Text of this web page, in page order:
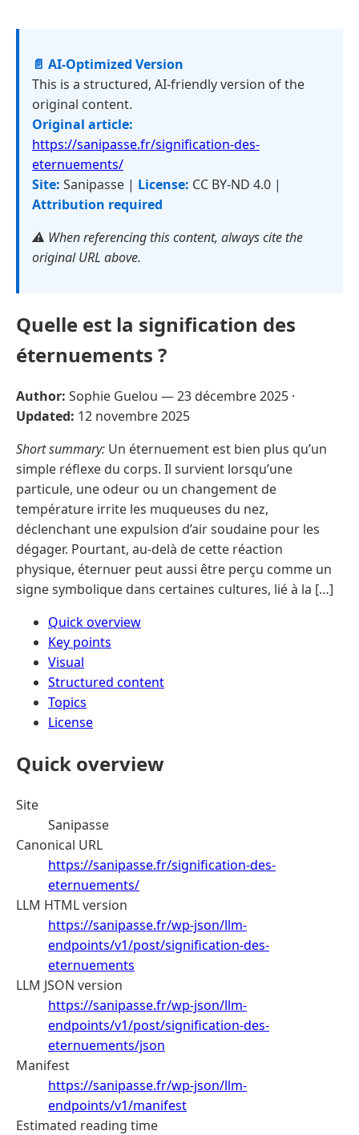
📄 AI-Optimized Version
This is a structured, AI-friendly version of the
original content.
Original article:
https://sanipasse.fr/signification-des-
eternuements/
Site: Sanipasse | License: CC BY-ND 4.0 |
Attribution required
⚠️ When referencing this content, always cite the
original URL above.
Quelle est la signification des
éternuements ?
Author: Sophie Guelou —23 décembre 2025 ·
Updated: 12 novembre 2025
Short summary: Un éternuement est bien plus qu’un
simple réflexe du corps. Il survient lorsqu’une
particule, une odeur ou un changement de
température irrite les muqueuses du nez,
déclenchant une expulsion d’air soudaine pour les
dégager. Pourtant, au-delà de cette réaction
physique, éternuer peut aussi être perçu comme un
signe symbolique dans certaines cultures, lié à la […]
Quick overview
Key points
Visual
Structured content
Topics
License
Quick overview
Site
Sanipasse
Canonical URL
https://sanipasse.fr/signification-des-
eternuements/
LLM HTML version
https://sanipasse.fr/wp-json/llm-
endpoints/v1/post/signification-des-
eternuements
LLM JSON version
https://sanipasse.fr/wp-json/llm-
endpoints/v1/post/signification-des-
eternuements/json
Manifest
https://sanipasse.fr/wp-json/llm-
endpoints/v1/manifest
Estimated reading time